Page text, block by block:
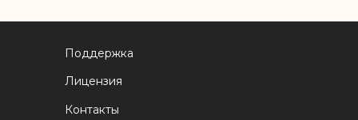
Контакты
Поддержка
Лицензия